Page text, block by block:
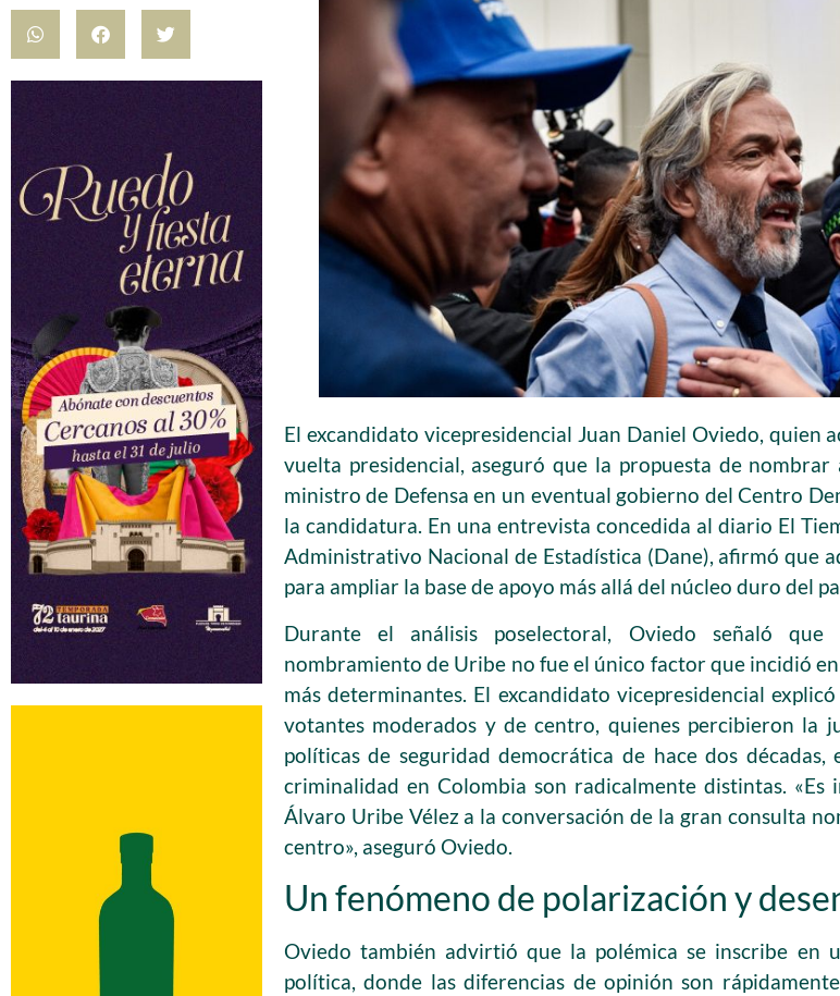
El excandidato vicepresidencial Juan Daniel Oviedo, quien
vuelta presidencial, aseguró que la propuesta de
ministro de Defensa en un eventual gobierno del Centro
la candidatura. En una entrevista concedida al diario El
Administrativo Nacional de Estadística (Dane), afirmó que
para ampliar la base de apoyo más allá del núcleo duro del
Durante el análisis poselectoral, Oviedo señaló
nombramiento de Uribe no fue el único factor que incidió
más determinantes. El excandidato vicepresidencial
votantes moderados y de centro, quienes percibieron la
políticas de seguridad democrática de hace dos
criminalidad en Colombia son radicalmente distintas.
Álvaro Uribe Vélez a la conversación de la gran consulta
centro», aseguró Oviedo.
Un fenómeno de polarización y
Oviedo también advirtió que la polémica se inscribe en
política, donde las diferencias de opinión son